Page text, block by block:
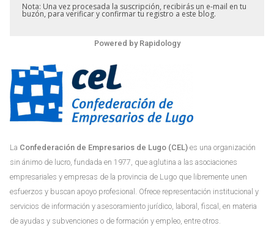
Nota: Una vez procesada la suscripción, recibirás un e-mail en tu
buzón, para verificar y confirmar tu registro a este blog.
Powered by Rapidology
La Confederación de Empresarios de Lugo (CEL) es una organización
sin ánimo de lucro, fundada en 1977, que aglutina a las asociaciones
empresariales y empresas de la provincia de Lugo que libremente unen
esfuerzos y buscan apoyo profesional. Ofrece representación institucional y
servicios de información y asesoramiento jurídico, laboral, fiscal, en materia
de ayudas y subvenciones o de formación y empleo, entre otros.